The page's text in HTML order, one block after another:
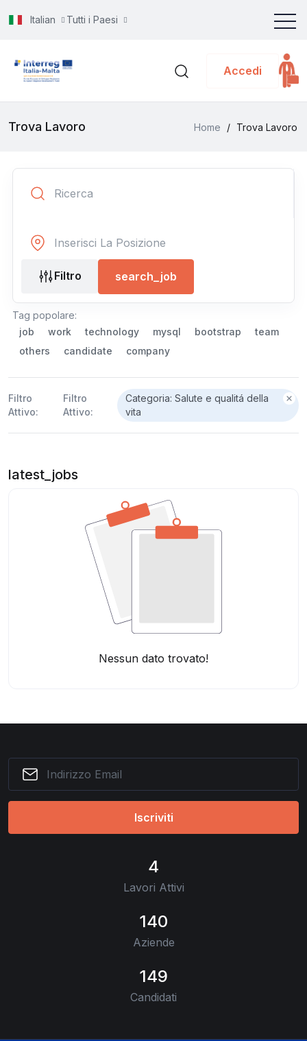
Italian Tutti i Paesi
Accedi
Trova Lavoro Home / Trova Lavoro
Filtro search_job
Tag popolare:
job
work technology mysql bootstrap
team
others
candidate company
Filtro
Attivo:
Filtro
Attivo:
Categoria: Salute e qualitá della
vita
latest_jobs
Nessun dato trovato!
Iscriviti
4
Lavori Attivi
140
Aziende
149
Candidati